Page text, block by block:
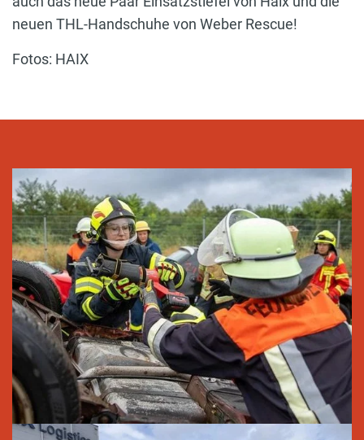
neuen THL-Handschuhe von Weber Rescue!
Fotos: HAIX